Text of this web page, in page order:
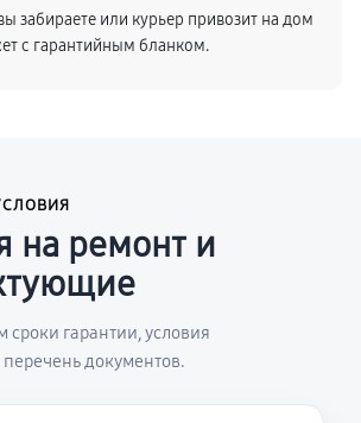
забираете или курьер привозит на дом
с гарантийным бланком.
на ремонт и
сроки гарантии, условия
документов.